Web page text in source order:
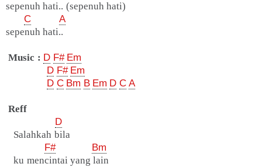
sepenuh hati.. (sepenuh hati)
C
A
sepenuh hati..
Music : D F# Em
D F# Em
D C Bm B Em D C A
Reff
D
Salahkah bila
F#
Bm
ku mencintai yang lain